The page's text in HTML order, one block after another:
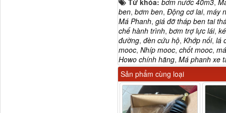
ben, bơm ben, Động cơ lai, máy
Má Phanh, giá đỡ tháp ben tai
chế hành trình, bơm trợ lực lái,
đường, đèn cứu hộ, Khớp nối, lá
mooc, Nhíp mooc, chốt mooc,
Howo chính hãng, Má phanh xe
Sản phẩm cùng loại